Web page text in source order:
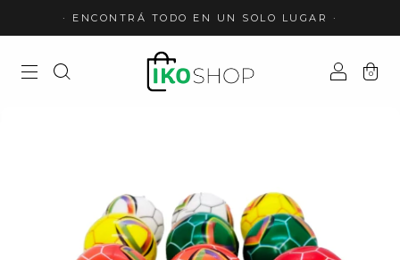
· ENCONTRÁ TODO EN UN SOLO LUGAR ·
0